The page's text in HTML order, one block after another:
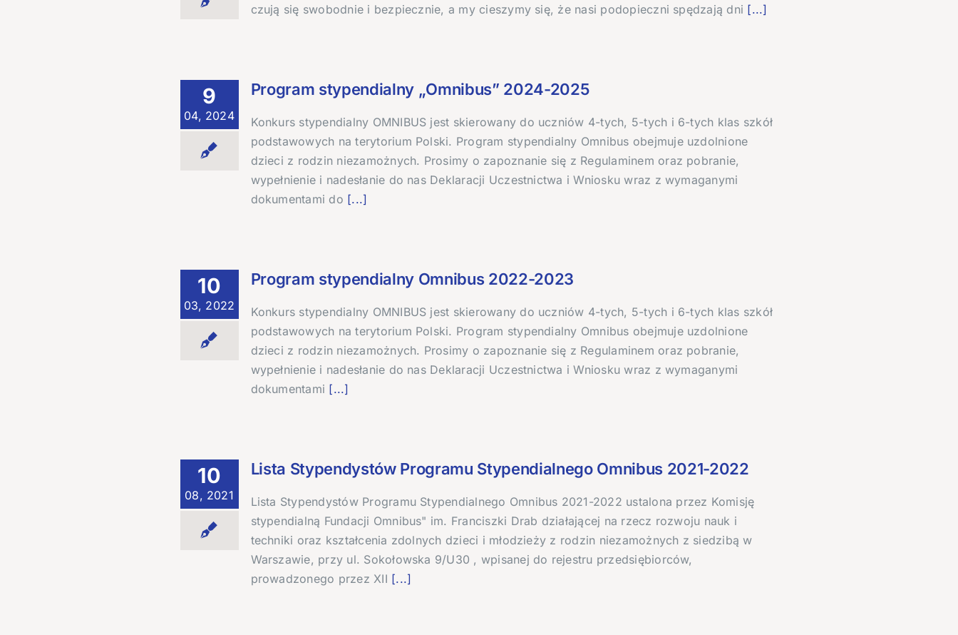
czują się swobodnie i bezpiecznie, a my cieszymy się, że nasi podopieczni spędzają dni [...]
9
04, 2024
Program stypendialny „Omnibus” 2024-2025
Konkurs stypendialny OMNIBUS jest skierowany do uczniów 4-tych, 5-tych i 6-tych klas szkół
podstawowych na terytorium Polski. Program stypendialny Omnibus obejmuje uzdolnione
dzieci z rodzin niezamożnych. Prosimy o zapoznanie się z Regulaminem oraz pobranie,
wypełnienie i nadesłanie do nas Deklaracji Uczestnictwa i Wniosku wraz z wymaganymi
dokumentami do [...]
10
03, 2022
Program stypendialny Omnibus 2022-2023
Konkurs stypendialny OMNIBUS jest skierowany do uczniów 4-tych, 5-tych i 6-tych klas szkół
podstawowych na terytorium Polski. Program stypendialny Omnibus obejmuje uzdolnione
dzieci z rodzin niezamożnych. Prosimy o zapoznanie się z Regulaminem oraz pobranie,
wypełnienie i nadesłanie do nas Deklaracji Uczestnictwa i Wniosku wraz z wymaganymi
dokumentami [...]
10
08, 2021
Lista Stypendystów Programu Stypendialnego Omnibus 2021-2022
Lista Stypendystów Programu Stypendialnego Omnibus 2021-2022 ustalona przez Komisję
stypendialną Fundacji Omnibus" im. Franciszki Drab działającej na rzecz rozwoju nauk i
techniki oraz kształcenia zdolnych dzieci i młodzieży z rodzin niezamożnych z siedzibą w
Warszawie, przy ul. Sokołowska 9/U30 , wpisanej do rejestru przedsiębiorców,
prowadzonego przez XII [...]